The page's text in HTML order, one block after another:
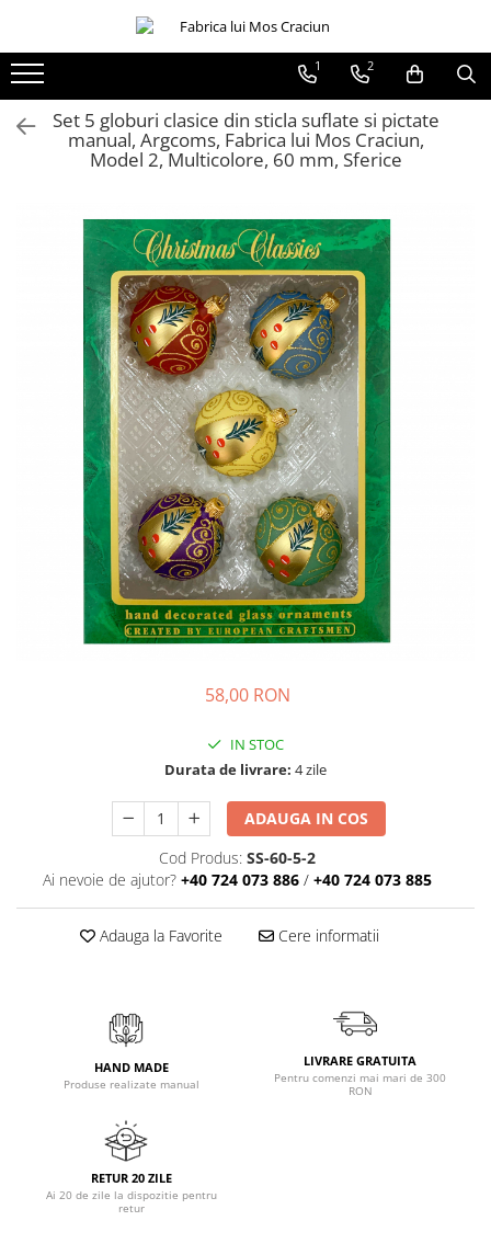
Ø120
Sferice
Martha Stewart
1 2
Set 5 globuri clasice din sticla suflate si pictate
manual, Argcoms, Fabrica lui Mos Craciun,
Model 2, Multicolore, 60 mm, Sferice
58,00 RON
IN STOC
Durata de livrare: 4 zile
ADAUGA IN COS
Cod Produs: SS-60-5-2
Ai nevoie de ajutor? +40 724 073 886 / +40 724 073 885
Adauga la Favorite Cere informatii
HAND MADE
Produse realizate manual
LIVRARE GRATUITA
Pentru comenzi mai mari de 300
RON
RETUR 20 ZILE
Ai 20 de zile la dispozitie pentru
retur